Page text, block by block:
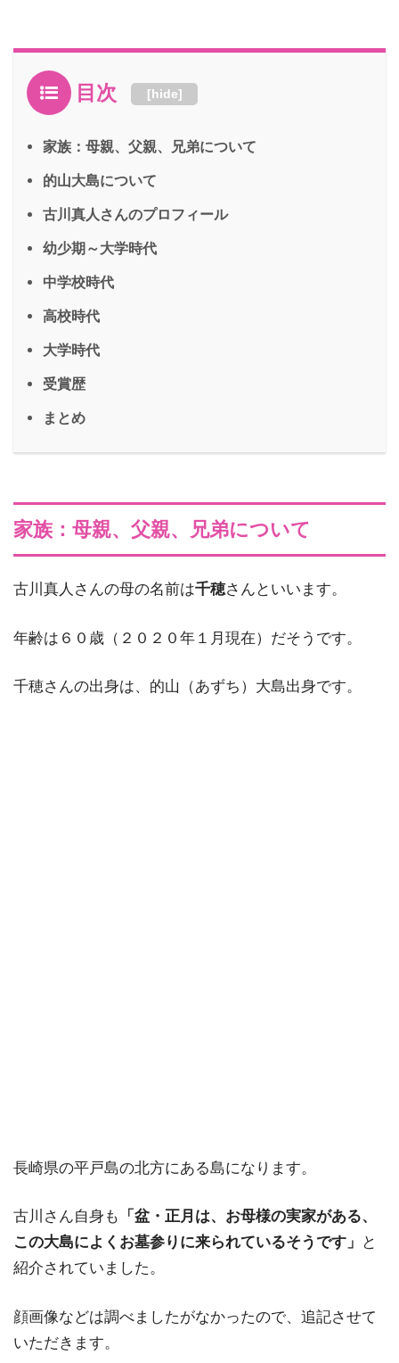
目次 [hide]
家族：母親、父親、兄弟について
的山大島について
古川真人さんのプロフィール
幼少期～大学時代
中学校時代
高校時代
大学時代
受賞歴
まとめ
家族：母親、父親、兄弟について
古川真人さんの母の名前は千穂さんといいます。
年齢は６０歳（２０２０年１月現在）だそうです。
千穂さんの出身は、的山（あずち）大島出身です。
長崎県の平戸島の北方にある島になります。
古川さん自身も
「盆・正月は、お母様の実家がある、
この大島によくお墓参りに来られているそうです」
と
紹介されていました。
顔画像などは調べましたがなかったので、追記させて
いただきます。